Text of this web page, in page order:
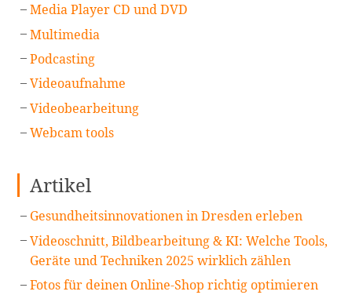
Media Player CD und DVD
Multimedia
Podcasting
Videoaufnahme
Videobearbeitung
Webcam tools
Artikel
Gesundheitsinnovationen in Dresden erleben
Videoschnitt, Bildbearbeitung & KI: Welche Tools,
Geräte und Techniken 2025 wirklich zählen
Fotos für deinen Online-Shop richtig optimieren